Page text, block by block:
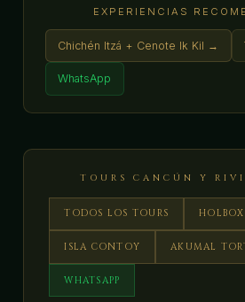
EXPERIENCIAS
Chichén Itzá + Cenote Ik Kil →
WhatsApp
TOURS CANCÚN Y
TODOS LOS TOURS
ISLA CONTOY AKUMAL
WHATSAPP